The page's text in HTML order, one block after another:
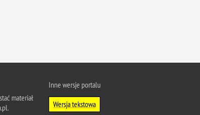
materiał
Inne wersje portalu
Wersja tekstowa